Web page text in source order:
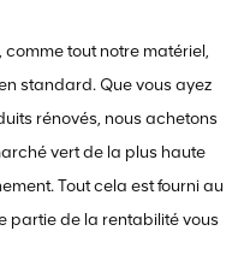
, comme tout notre matériel,
standard. Que vous ayez
rénovés, nous achetons
vert de la plus haute
Tout cela est fourni au
partie de la rentabilité vous